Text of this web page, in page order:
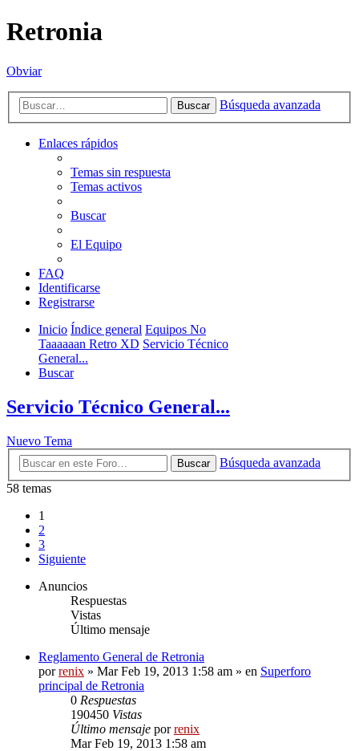
Retronia
Obviar
Buscar Búsqueda avanzada
Enlaces rápidos
Temas sin respuesta
Temas activos
Buscar
El Equipo
FAQ
Identificarse
Registrarse
Inicio Índice general Equipos No
Taaaaaan Retro XD Servicio Técnico
General...
Buscar
Servicio Técnico General...
Nuevo Tema
Buscar
Búsqueda avanzada
58 temas
1
2
3
Siguiente
Anuncios
Respuestas
Vistas
Último mensaje
Reglamento General de Retronia
porrenix » Mar Feb 19, 2013 1:58 am » en Superforo
principal de Retronia
0 Respuestas
190450 Vistas
Último mensaje porrenix
Mar Feb 19, 2013 1:58 am